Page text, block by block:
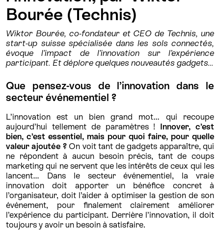
Bourée (Technis)
Wiktor Bourée, co-fondateur et CEO de Technis, une
start-up suisse spécialisée dans les sols connectés,
évoque l’impact de l’innovation sur l’expérience
participant. Et déplore quelques nouveautés gadgets…
Que pensez-vous de l’innovation dans le
secteur événementiel ?
L’innovation est un bien grand mot… qui recoupe
aujourd’hui tellement de paramètres ! Innover, c’est
bien, c’est essentiel, mais pour quoi faire, pour quelle
valeur ajoutée ?On voit tant de gadgets apparaître, qui
ne répondent à aucun besoin précis, tant de coups
marketing qui ne servent que les intérêts de ceux qui les
lancent… Dans le secteur événementiel, la vraie
innovation doit apporter un bénéfice concret à
l’organisateur, doit l’aider à optimiser la gestion de son
événement, pour finalement clairement améliorer
l’expérience du participant. Derrière l’innovation, il doit
toujours y avoir un besoin à satisfaire.